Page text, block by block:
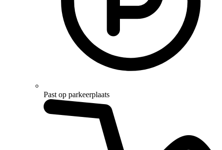
Past op parkeerplaats